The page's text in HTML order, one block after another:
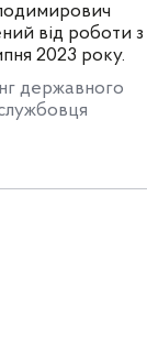
від роботи з
2023 року.
державного